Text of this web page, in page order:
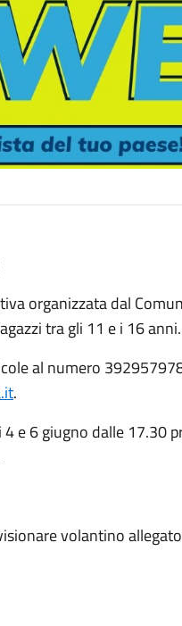
organizzata dal
tra gli 11 e i 16 anni.
al numero
.
e 6 giugno dalle 17.30
volantino